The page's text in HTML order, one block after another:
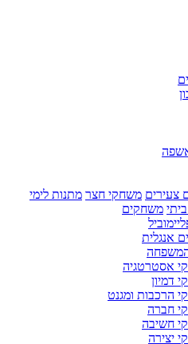
צעירים משחקי חצר מתנות לימי
משחקים
אנגלית
אסטרטגיה
דמיון
הרכבות ומגנט
חברה
חשיבה
יצירה